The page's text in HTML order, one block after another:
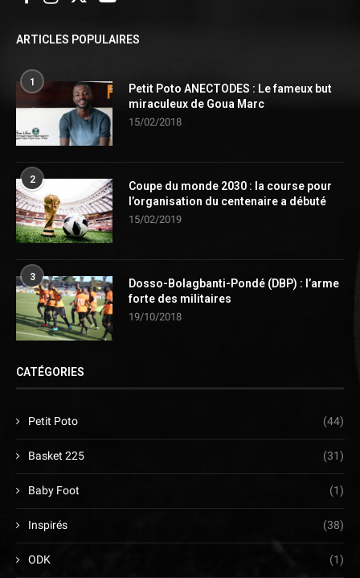
ARTICLES POPULAIRES
1
Petit Poto ANECTODES : Le fameux but
miraculeux de Goua Marc
15/02/2018
2
Coupe du monde 2030 : la course pour
l’organisation du centenaire a débuté
15/02/2019
3
Dosso-Bolagbanti-Pondé (DBP) : l’arme
forte des militaires
19/10/2018
CATÉGORIES
Petit Poto (44)
Basket 225 (31)
Baby Foot (1)
Inspirés (38)
ODK (1)